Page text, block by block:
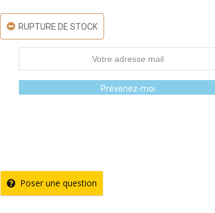
RUPTURE DE STOCK
Prévenez-moi
Poser une question